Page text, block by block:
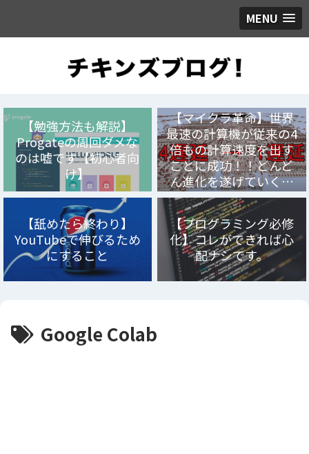
MENU
【勉強方法も解説】
Progateの周回ダメな
のは嘘です【初心者向
け】
【マイクラ革命】世界
最速の計算機が従来の4
倍もの計算速度を出す
ことに成功！！どんど
ん進化を遂げていく…
【舐めたら終わり】
YouTubeで伸びるため
にすること
【プログラミング必修
化】コレができれば心
配ナシです。
Google Colab